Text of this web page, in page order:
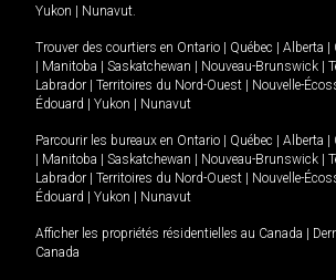
Yukon
Nunavut.
Trouver des courtiers en Ontario Québec Alberta
Manitoba Saskatchewan Nouveau-Brunswick
Labrador
Territoires du Nord-Ouest Nouvelle-
Édouard
Yukon Nunavut
Parcourir les bureaux en Ontario Québec Alberta
Manitoba Saskatchewan Nouveau-Brunswick
Labrador
Territoires du Nord-Ouest Nouvelle-
Édouard
Yukon Nunavut
Afficher les propriétés résidentielles au Canada
Canada